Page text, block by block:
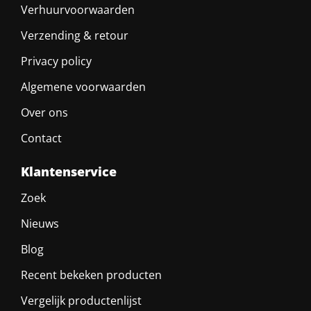
Verhuurvoorwaarden
Verzending & retour
Privacy policy
Algemene voorwaarden
Over ons
Contact
Klantenservice
Zoek
Nieuws
Blog
Recent bekeken producten
Vergelijk productenlijst